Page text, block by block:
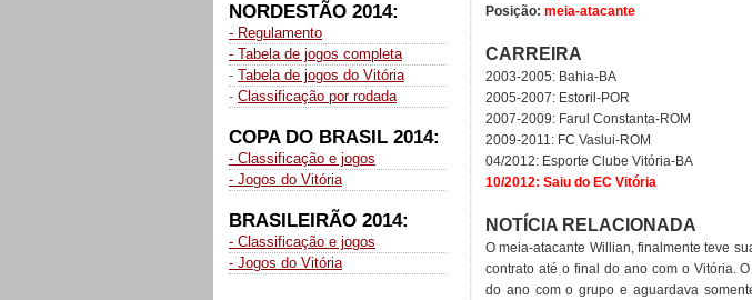
NORDESTÃO 2014:
- Regulamento
- Tabela de jogos completa
- Tabela de jogos do Vitória
- Classificação por rodada
COPA DO BRASIL 2014:
- Classificação e jogos
- Jogos do Vitória
BRASILEIRÃO 2014:
- Classificação e jogos
- Jogos do Vitória
Posição: meia-atacante
CARREIRA
2003-2005: Bahia-BA
2005-2007: Estoril-POR
2007-2009: Farul Constanta-ROM
2009-2011: FC Vaslui-ROM
04/2012: Esporte Clube Vitória-BA
10/2012: Saiu do EC Vitória
NOTÍCIA RELACIONADA
O meia-atacante Willian, finalmente teve
contrato até o final do ano com o Vitória.
do ano com o grupo e aguardava